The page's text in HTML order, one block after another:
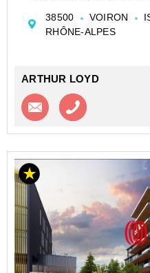
vue magnifique sur la
Le bâtiment est acc...
38500 VOIRON
RHÔNE-ALPES
ARTHUR LOYD
Contacter l'agence